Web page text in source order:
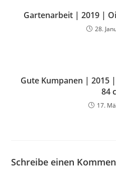
Gartenarbeit | 2019 |
28.
Gute Kumpanen | 2015
84
17.
Schreibe einen